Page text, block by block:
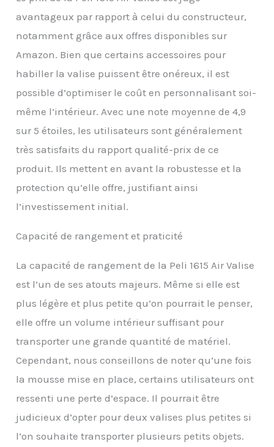
avantageux par rapport à celui du constructeur,
notamment grâce aux offres disponibles sur
Amazon. Bien que certains accessoires pour
habiller la valise puissent être onéreux, il est
possible d’optimiser le coût en personnalisant soi-
même l’intérieur. Avec une note moyenne de 4,9
sur 5 étoiles, les utilisateurs sont généralement
très satisfaits du rapport qualité-prix de ce
produit. Ils mettent en avant la robustesse et la
protection qu’elle offre, justifiant ainsi
l’investissement initial.
Capacité de rangement et praticité
La capacité de rangement de la Peli 1615 Air Valise
est l’un de ses atouts majeurs. Même si elle est
plus légère et plus petite qu’on pourrait le penser,
elle offre un volume intérieur suffisant pour
transporter une grande quantité de matériel.
Cependant, nous conseillons de noter qu’une fois
la mousse mise en place, certains utilisateurs ont
ressenti une perte d’espace. Il pourrait être
judicieux d’opter pour deux valises plus petites si
l’on souhaite transporter plusieurs petits objets.